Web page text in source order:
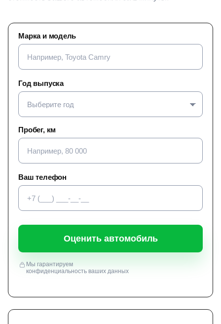
Марка и модель
Год выпуска
Пробег, км
Ваш телефон
Оценить автомобиль
Мы гарантируем
конфиденциальность ваших данных